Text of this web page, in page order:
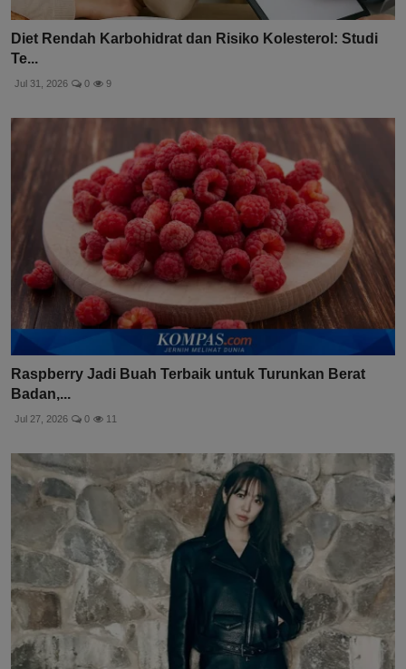
Diet Rendah Karbohidrat dan Risiko Kolesterol: Studi
Te...
Jul 31, 2026 0 9
Raspberry Jadi Buah Terbaik untuk Turunkan Berat
Badan,...
Jul 27, 2026 0 11